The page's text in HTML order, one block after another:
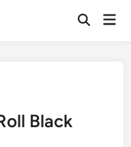
Open
Black